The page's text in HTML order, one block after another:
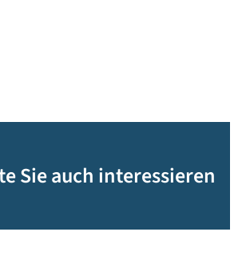
Sie auch interessieren